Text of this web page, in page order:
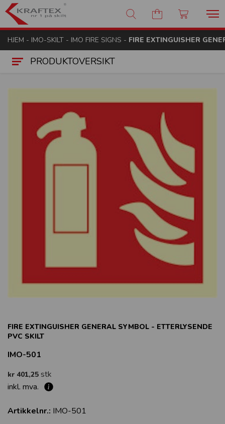
Kraftex - nr 1 på skilt
HJEM - IMO-SKILT - IMO FIRE SIGNS - FIRE EXTINGUISHER
PRODUKTOVERSIKT
FIRE EXTINGUISHER GENERAL SYMBOL - ETTERLYSENDE
PVC SKILT
IMO-501
kr 401,25 stk
inkl. mva.
Artikkelnr.: IMO-501